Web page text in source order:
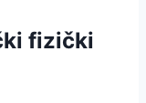
fizički